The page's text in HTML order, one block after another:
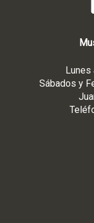
Lunes
Sábados y